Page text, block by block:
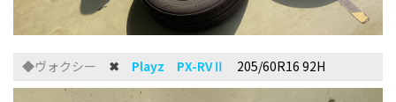
◆ヴォクシー ✖ Playz PX-RVⅡ 205/60R16 92H